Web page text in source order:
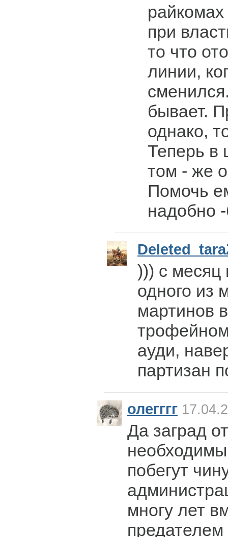
при
то что
линии,
бывает.
однако,
Теперь в
том - же
Помочь
надобно
))) с месяц
одного из
мартинов
ауди,
партизан
олегггг
Да заград
побегут
многу лет